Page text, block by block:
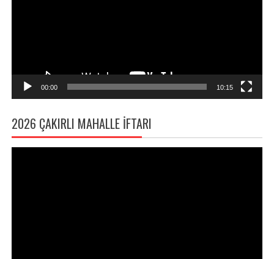
00:00 10:15
2026 ÇAKIRLI MAHALLE İFTARI